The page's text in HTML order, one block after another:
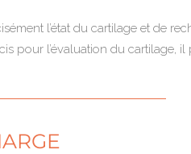
l’état du cartilage et de
pour l’évaluation du